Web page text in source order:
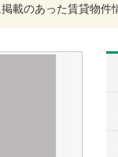
載のあった賃貸物件